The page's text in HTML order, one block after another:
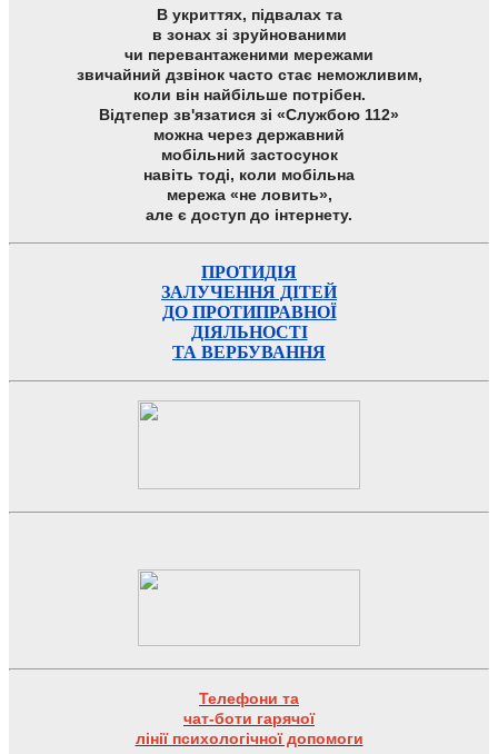
В укриттях, підвалах та
в зонах зі зруйнованими
чи перевантаженими мережами
звичайний дзвінок часто стає неможливим,
коли він найбільше потрібен.
Відтепер зв'язатися зі «Службою 112»
можна через державний
мобільний застосунок
навіть тоді, коли мобільна
мережа «не ловить»,
але є доступ до інтернету.
ПРОТИДІЯ
ЗАЛУЧЕННЯ ДІТЕЙ
ДО ПРОТИПРАВНОЇ
ДІЯЛЬНОСТІ
ТА ВЕРБУВАННЯ
Телефони та
чат-боти гарячої
лінії психологічної допомоги